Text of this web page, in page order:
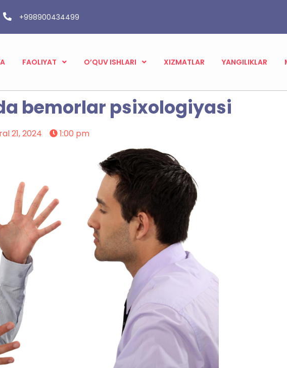
+998900434499
FAOLIYAT O’QUV ISHLARI XIZMATLAR YANGILIKLAR
bemorlar psixologiyasi
21, 2024 1:00 pm